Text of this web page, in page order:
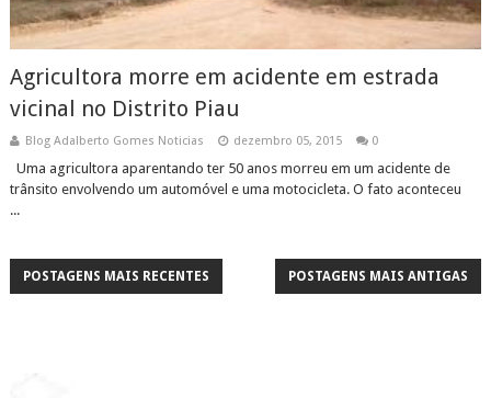
Agricultora morre em acidente em estrada
vicinal no Distrito Piau
Blog Adalberto Gomes Noticias dezembro 05, 2015 0
Uma agricultora aparentando ter 50 anos morreu em um acidente de
trânsito envolvendo um automóvel e uma motocicleta. O fato aconteceu
...
POSTAGENS MAIS RECENTES POSTAGENS MAIS ANTIGAS